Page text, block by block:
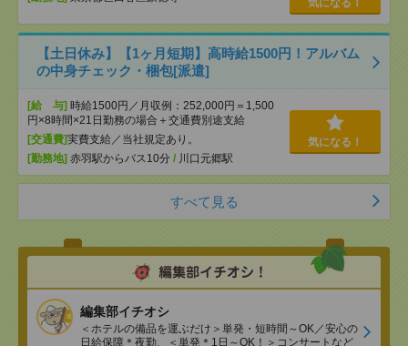
気になる！
【土日休み】【1ヶ月短期】高時給1500円！アルバム
の中身チェック・梱包[派遣]
[給 与] 時給1500円／月収例：252,000円＝1,500
円×8時間×21日勤務の場合＋交通費別途支給
[交通費]実費支給／当社規定あり。
[勤務地] 赤羽駅からバス10分 / 川口元郷駅
気になる！
すべて見る
編集部イチオシ
＜ホテルの備品を運ぶだけ＞単発・短時間～OK／安心の
日給保障＊夜勤、＜単発＊1日～OK！＞コンサートなど